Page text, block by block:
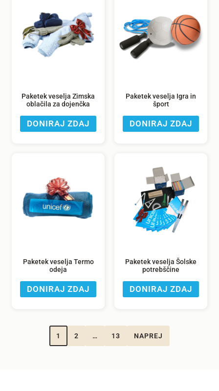
Paketek veselja Zimska
oblačila za dojenčka
DONIRAJ ZDAJ
Paketek veselja Igra in
šport
DONIRAJ ZDAJ
Paketek veselja Termo
odeja
DONIRAJ ZDAJ
Paketek veselja Šolske
potrebščine
DONIRAJ ZDAJ
1 2 … 13 NAPREJ